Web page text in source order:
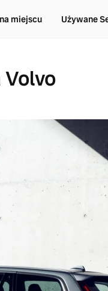
miejscu Używane
Volvo